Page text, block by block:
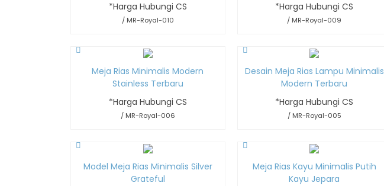
*Harga Hubungi CS
/ MR-Royal-010
*Harga Hubungi CS
/ MR-Royal-009
Meja Rias Minimalis Modern
Stainless Terbaru
*Harga Hubungi CS
/ MR-Royal-006
Desain Meja Rias Lampu Minimalis
Modern Terbaru
*Harga Hubungi CS
/ MR-Royal-005
Model Meja Rias Minimalis Silver
Grateful
Meja Rias Kayu Minimalis Putih
Kayu Jepara